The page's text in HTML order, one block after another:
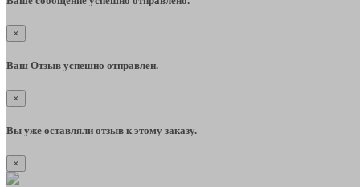
×
Ваш Отзыв успешно отправлен.
×
Вы уже оставляли отзыв к этому заказу.
×